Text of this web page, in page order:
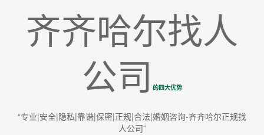
齐齐哈尔找人
公司 的四大优势
“专业|安全|隐私|靠谱|保密|正规|合法|婚姻咨询-齐齐哈尔正规找
人公司”